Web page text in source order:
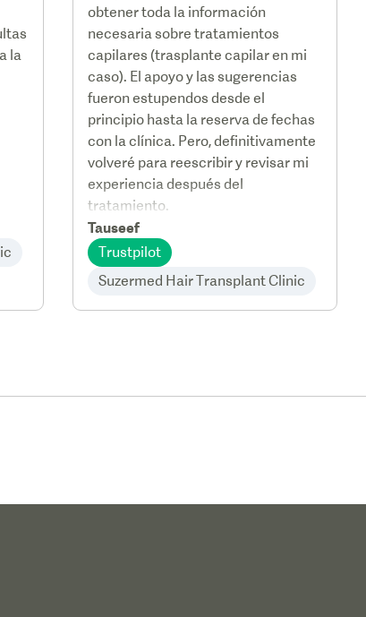
la
al
obtener toda la información
necesaria sobre tratamientos
capilares (trasplante capilar en mi
caso). El apoyo y las sugerencias
fueron estupendos desde el
principio hasta la reserva de fechas
con la clínica. Pero, definitivamente
volveré para reescribir y revisar mi
experiencia después del
tratamiento.
Tauseef
Trustpilot
Suzermed Hair Transplant Clinic